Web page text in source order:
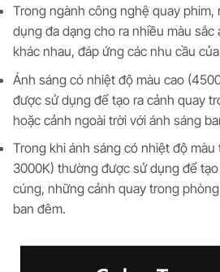
Trong ngành công nghệ quay
dụng đa dạng cho ra nhiều màu sắc
khác nhau, đáp ứng các nhu cầu
Ánh sáng có nhiệt độ màu cao
được sử dụng để tạo ra cảnh quay
hoặc cảnh ngoài trời với ánh sáng
Trong khi ánh sáng có nhiệt độ
3000K) thường được sử dụng để
cúng, những cảnh quay trong
ban đêm.